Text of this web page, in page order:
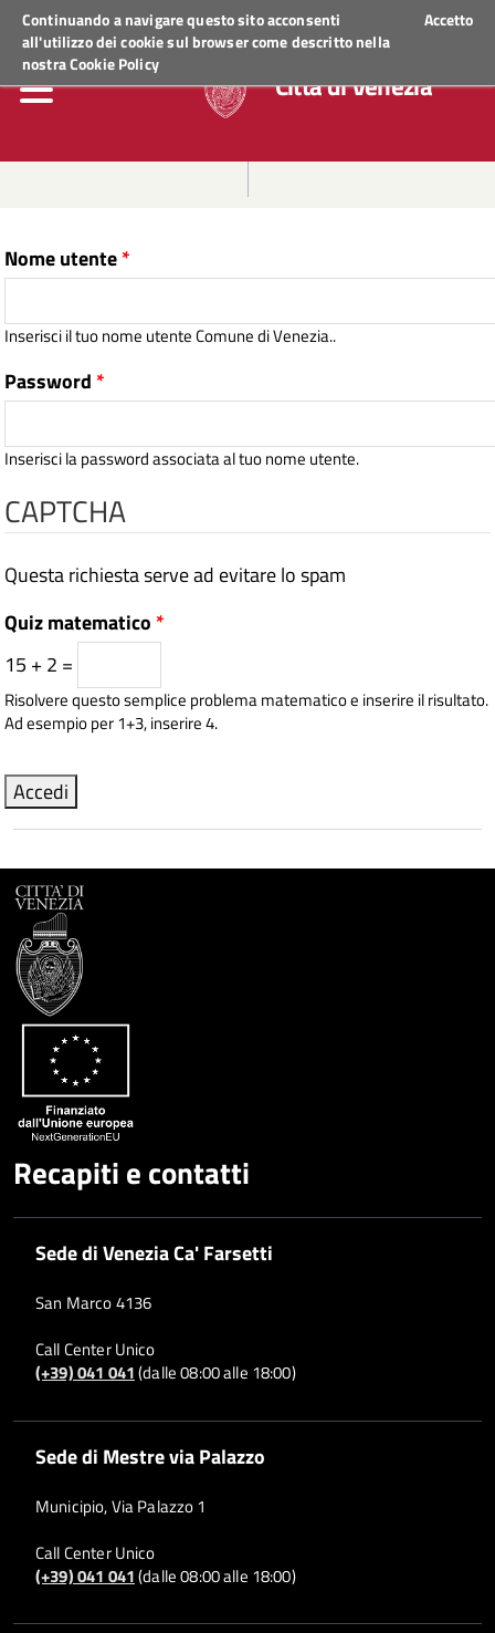
Continuando a navigare questo sito acconsenti
all'utilizzo dei cookie sul browser come descritto nella
nostraCookie Policy
Accetto
Regione Veneto ACCEDI AI SERVIZI
Città di Venezia
Nome utente*
Inserisci il tuo nome utente Comune di Venezia..
Password *
Inserisci la password associata al tuo nome utente.
CAPTCHA
Questa richiesta serve ad evitare lo spam
Quiz matematico *
15 + 2 =
Risolvere questo semplice problema matematico e inserire il risultato.
Ad esempio per 1+3, inserire 4.
Recapiti e contatti
Sede di Venezia Ca' Farsetti
San Marco 4136
Call Center Unico
(+39) 041 041(dalle 08:00 alle 18:00)
Sede di Mestre via Palazzo
Municipio, Via Palazzo 1
Call Center Unico
(+39) 041 041(dalle 08:00 alle 18:00)